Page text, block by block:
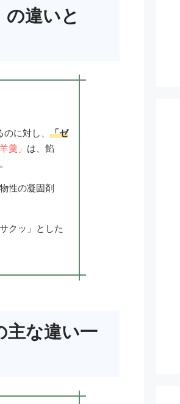
の違いと
のに対し、「ゼ
羹」 は、餡
性の凝固剤
クッ」とした
主な違い一